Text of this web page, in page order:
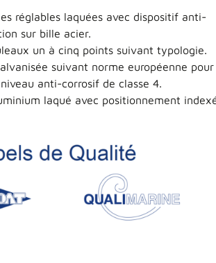
réglables laquées avec dispositif anti-
sur bille acier.
un à cinq points suivant typologie.
suivant norme européenne pour
anti-corrosif de classe 4.
laqué avec positionnement